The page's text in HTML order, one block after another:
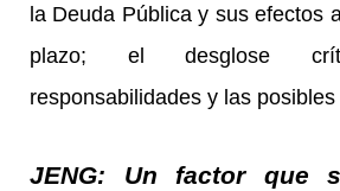
la Deuda Pública y sus efectos
plazo; el desglose
responsabilidades y las
JENG: Un factor que